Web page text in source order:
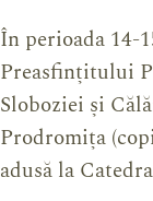
În perioada 14-
Preasfințitului
Sloboziei și
Prodromița
adusă la